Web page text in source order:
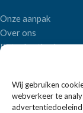
Wij gebruiken
webverkeer te
Onze aanpak
Over ons
Betaalmethoden
POPULAIRE MERKEN